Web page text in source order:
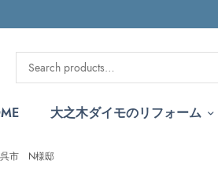
大之木ダイモのリフォーム
市 N様邸